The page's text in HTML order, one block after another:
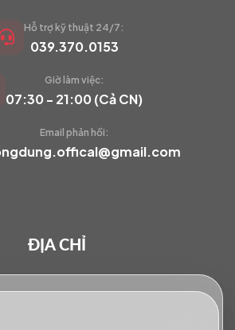
trực tuyến
Hỗ trợ kỹ thuật 24/7:
039.370.0153
Giờ làm việc:
07:30 - 21:00 (Cả CN)
Email phản hồi:
ĐỊA CHỈ